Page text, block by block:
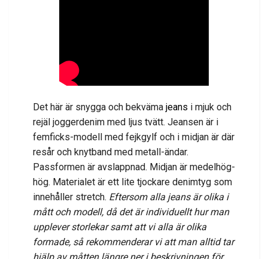
Det här är snygga och bekväma jeans i mjuk och
rejäl joggerdenim med ljus tvätt. Jeansen är i
femficks-modell med fejkgylf och i midjan är där
resår och knytband med metall-ändar.
Passformen är avslappnad. Midjan är medelhög-
hög. Materialet är ett lite tjockare denimtyg som
innehåller stretch. Eftersom alla jeans är olika i
mått och modell, då det är individuellt hur man
upplever storlekar samt att vi alla är olika
formade, så rekommenderar vi att man alltid tar